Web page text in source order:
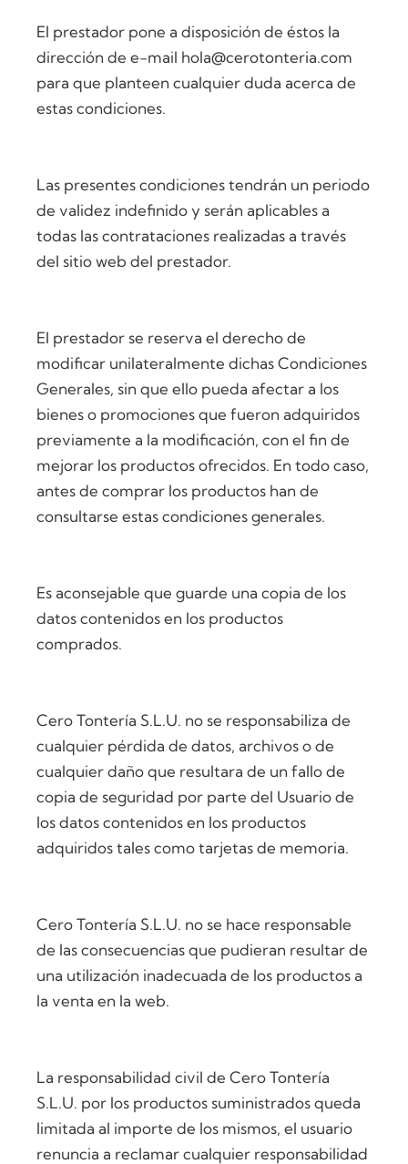
El prestador pone a disposición de éstos la
dirección de e-mail hola@cerotonteria.com
para que planteen cualquier duda acerca de
estas condiciones.
Las presentes condiciones tendrán un periodo
de validez indefinido y serán aplicables a
todas las contrataciones realizadas a través
del sitio web del prestador.
El prestador se reserva el derecho de
modificar unilateralmente dichas Condiciones
Generales, sin que ello pueda afectar a los
bienes o promociones que fueron adquiridos
previamente a la modificación, con el fin de
mejorar los productos ofrecidos. En todo caso,
antes de comprar los productos han de
consultarse estas condiciones generales.
Es aconsejable que guarde una copia de los
datos contenidos en los productos
comprados.
Cero Tontería S.L.U. no se responsabiliza de
cualquier pérdida de datos, archivos o de
cualquier daño que resultara de un fallo de
copia de seguridad por parte del Usuario de
los datos contenidos en los productos
adquiridos tales como tarjetas de memoria.
Cero Tontería S.L.U. no se hace responsable
de las consecuencias que pudieran resultar de
una utilización inadecuada de los productos a
la venta en la web.
La responsabilidad civil de Cero Tontería
S.L.U. por los productos suministrados queda
limitada al importe de los mismos, el usuario
renuncia a reclamar cualquier responsabilidad